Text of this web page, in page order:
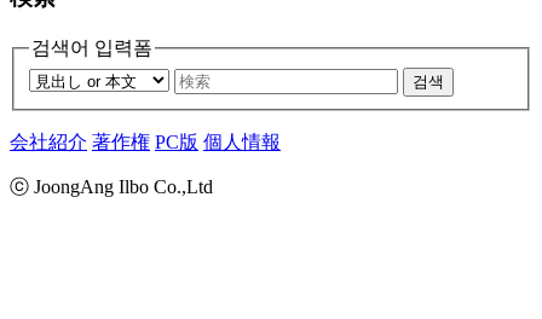
검색어 입력폼
검색
会社紹介 著作権 PC版 個人情報
ⓒ JoongAng Ilbo Co.,Ltd